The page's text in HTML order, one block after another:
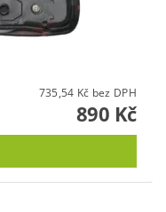
735,54 Kč bez DPH
890 Kč